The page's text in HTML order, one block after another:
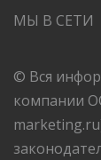
МЫ В СЕТИ
© Вся
компании